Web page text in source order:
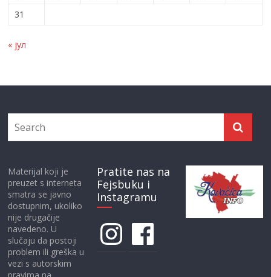
31
« јул
Materijal koji je
preuzet s interneta
smatra se javno
dostupnim, ukoliko
nije drugačije
navedeno. U
slučaju da postoji
problem ili greška u
vezi s autorskim
Pratite nas na
Fejsbuku i
Instagramu
InstagramFacebook